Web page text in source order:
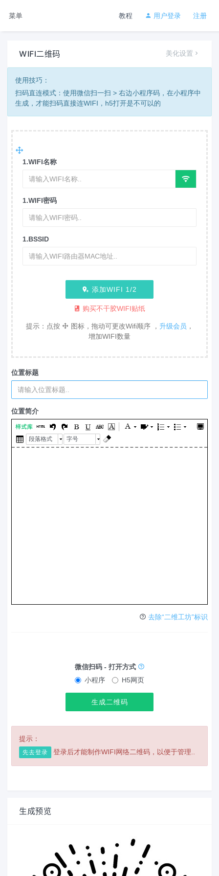
菜单 注册
用户登录
教程
WIFI二维码 美化设置
使用技巧：
扫码直连模式：使用微信扫一扫 > 右边小程序码，在小程序中
生成，才能扫码直接连WIFI，h5打开是不可以的
1.WIFI名称
1.WIFI密码
1.BSSID
添加WIFI 1 /2
购买不干胶WIFI贴纸
提示：点按 图标，拖动可更改Wifi顺序 ， 升级会员 ，
增加WIFI数量
位置标题
位置简介
段落格式 字号
去除“二维工坊”标识
微信扫码 - 打开方式
小程序
H5网页
生成二维码
提示：
先去登录 登录后才能制作WIFI网络二维码，以便于管理..
生成预览